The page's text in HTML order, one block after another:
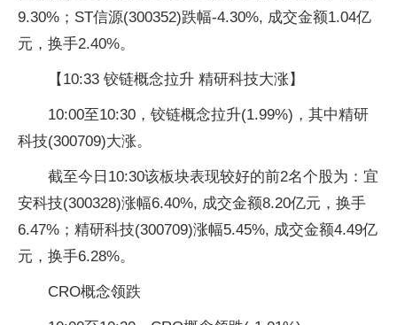
9.30%；ST信源(300352)跌幅-4.30%, 成交金额1.04亿
元，换手2.40%。
【10:33 铰链概念拉升 精研科技大涨】
10:00至10:30，铰链概念拉升(1.99%)，其中精研
科技(300709)大涨。
截至今日10:30该板块表现较好的前2名个股为：宜
安科技(300328)涨幅6.40%, 成交金额8.20亿元，换手
6.47%；精研科技(300709)涨幅5.45%, 成交金额4.49亿
元，换手6.28%。
CRO概念领跌